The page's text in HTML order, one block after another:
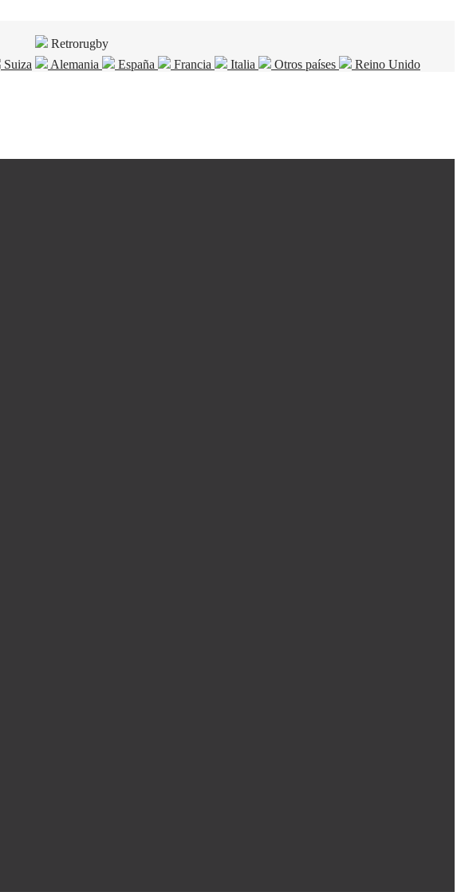
Suiza
Retrorugby
Alemania
España Francia Italia Otros países
Reino Unido